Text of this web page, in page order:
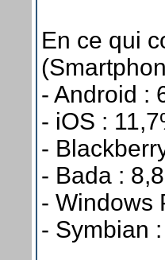
En ce qui
- Android :
- iOS :
-
- Bada :
- Windows
- Symbian